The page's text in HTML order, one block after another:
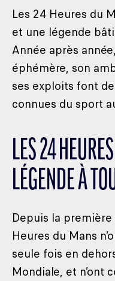
Les 24 Heures du
et une légende
Année après
éphémère, son
ses exploits font
connues du sport
LES 24
LÉGENDE À
Depuis la
Heures du Mans
seule fois en
Mondiale, et n’ont